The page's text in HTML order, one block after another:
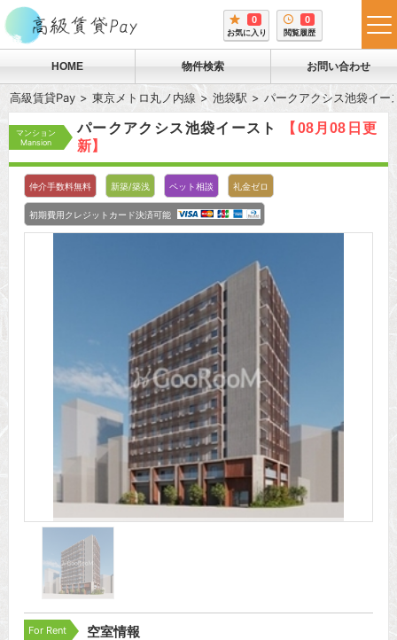
0
お気に入り
0
閲覧履歴
HOME 物件検索 お問い合わせ
高級賃貸Pay 東京メトロ丸ノ内線 池袋駅 パークアクシス池袋イー
マンション
Mansion
パークアクシス池袋イースト
【08月08日更
新】
仲介手数料無料 新築/築浅 ペット相談 礼金ゼロ
初期費用クレジットカード決済可能
For Rent 空室情報